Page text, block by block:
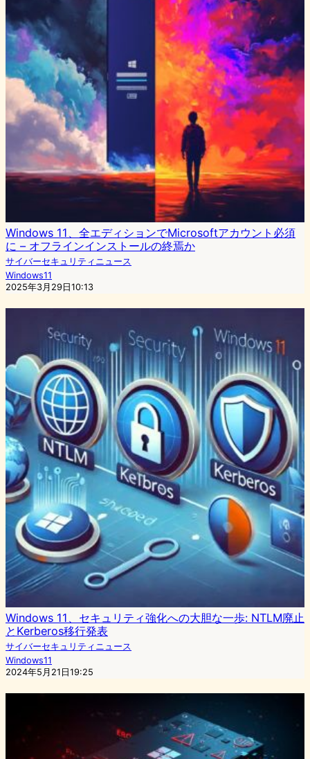
Windows 11、全エディションでMicrosoftアカウント必須
に – オフラインインストールの終焉か
サイバーセキュリティニュース
Windows11
2025年3月29日10:13
Windows 11、セキュリティ強化への大胆な一歩: NTLM廃止
とKerberos移行発表
サイバーセキュリティニュース
Windows11
2024年5月21日19:25